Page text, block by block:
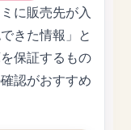
に販売先が入
きた情報」と
保証するもの
認がおすすめ